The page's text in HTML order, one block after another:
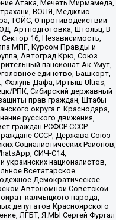
Атака, Мечеть Мирмамеда,
ВОЛЯ, Меджлис
ТОЙС, О противодействии
Артподготовка, Штольц, В
16, Независимость,
МПГ, Курсом Правды и
Автоград Крю, Союз
пансионат Ак Умут,
единство, Башкорт,
Фалунь Дафа, Иртыш Ultras,
РПК, Сибирский державный
прав граждан, Штабы
округа г. Краснодара,
русского движения,
граждан РСФСР СССР
СССР, Держава Союз
Социалистических Районов,
СИЧ-С14,
националистов,
Всетатарское
Демократическое
Автономной Советской
калмыцкого народа,
депутатов Красноярского
ЛГБТ, Я.МЫ Сергей Фургал